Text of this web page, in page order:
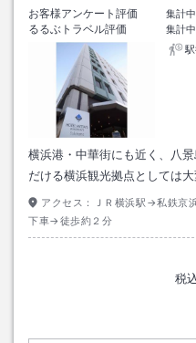
お客様アンケート評価
集計中
るるぶトラベル評価
集計中
横浜港・中華街にも近く、八
だける横浜観光拠点としては大
アクセス：
ＪＲ横浜駅→私鉄京
下車→徒歩約２分
税